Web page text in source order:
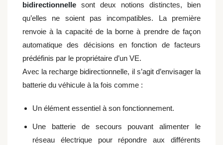
bidirectionnelle sont deux notions distinctes, bien
qu’elles ne soient pas incompatibles. La première
renvoie à la capacité de la borne à prendre de façon
automatique des décisions en fonction de facteurs
prédéfinis par le propriétaire d’un VE.
Avec la recharge bidirectionnelle, il s’agit d’envisager la
batterie du véhicule à la fois comme :
Un élément essentiel à son fonctionnement.
Une batterie de secours pouvant alimenter le
réseau électrique pour répondre aux différents